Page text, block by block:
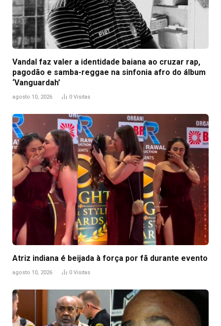
Vandal faz valer a identidade baiana ao cruzar rap,
pagodão e samba-reggae na sinfonia afro do álbum
‘Vanguardah’
agosto 10, 2026 0 Visitas
Atriz indiana é beijada à força por fã durante evento
agosto 10, 2026 0 Visitas